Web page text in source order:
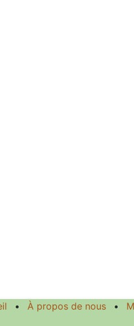
• À propos de nous •